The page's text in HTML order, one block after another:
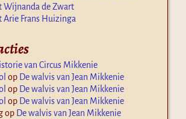
Wijnanda de Zwart
Arie Frans Huizinga
van Circus Mikkenie
op De walvis van Jean Mikkenie
op De walvis van Jean Mikkenie
op De walvis van Jean Mikkenie
op De walvis van Jean Mikkenie